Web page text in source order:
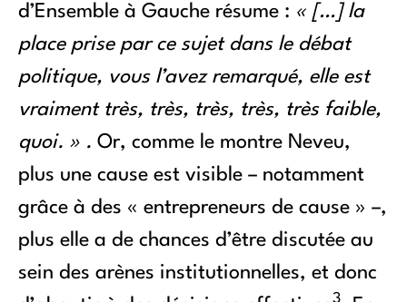
d’Ensemble à Gauche résume : « […] la
place prise par ce sujet dans le débat
politique, vous l’avez remarqué, elle est
vraiment très, très, très, très, très faible,
quoi. » . Or, comme le montre Neveu,
plus une cause est visible – notamment
grâce à des « entrepreneurs de cause » –,
plus elle a de chances d’être discutée au
sein des arènes institutionnelles, et donc